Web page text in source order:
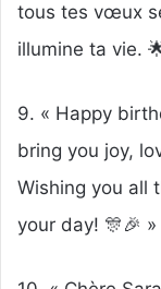
tous tes vœux
illumine ta vie.
9. « Happy
bring you joy,
Wishing you all
your day! 🎊🎉 »